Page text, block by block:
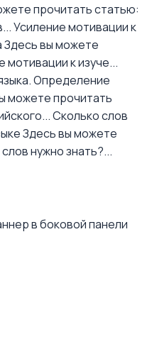
прочитать статью:
Усиление мотивации к
Здесь вы можете
к изуче...
Определение
можете прочитать
Сколько слов
Здесь вы можете
нужно знать?...